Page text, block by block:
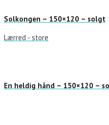
Solkongen – 150×120 – solgt
Lærred - store
En heldig hånd – 150×120 –